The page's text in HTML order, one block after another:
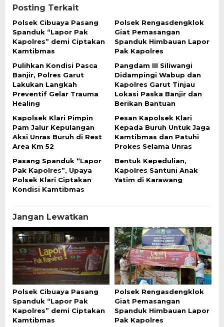
Posting Terkait
Polsek Cibuaya Pasang
Spanduk “Lapor Pak
Kapolres” demi Ciptakan
Kamtibmas
Polsek Rengasdengklok
Giat Pemasangan
Spanduk Himbauan Lapor
Pak Kapolres
Pulihkan Kondisi Pasca
Banjir, Polres Garut
Lakukan Langkah
Preventif Gelar Trauma
Healing
Pangdam III Siliwangi
Didampingi Wabup dan
Kapolres Garut Tinjau
Lokasi Paska Banjir dan
Berikan Bantuan
Kapolsek Klari Pimpin
Pam Jalur Kepulangan
Aksi Unras Buruh di Rest
Area Km 52
Pesan Kapolsek Klari
Kepada Buruh Untuk Jaga
Kamtibmas dan Patuhi
Prokes Selama Unras
Pasang Spanduk “Lapor
Pak Kapolres”, Upaya
Polsek Klari Ciptakan
Kondisi Kamtibmas
Bentuk Kepedulian,
Kapolres Santuni Anak
Yatim di Karawang
Jangan Lewatkan
Polsek Cibuaya Pasang
Spanduk “Lapor Pak
Kapolres” demi Ciptakan
Kamtibmas
Polsek Rengasdengklok
Giat Pemasangan
Spanduk Himbauan Lapor
Pak Kapolres